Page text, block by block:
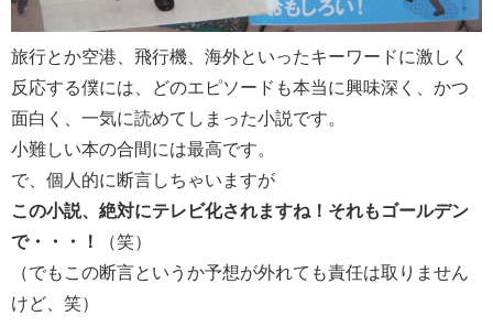
旅行とか空港、飛行機、海外といったキーワードに激しく
反応する僕には、どのエピソードも本当に興味深く、かつ
面白く、一気に読めてしまった小説です。
小難しい本の合間には最高です。
で、個人的に断言しちゃいますが
この小説、絶対にテレビ化されますね！それもゴールデン
で・・・！
（笑）
（でもこの断言というか予想が外れても責任は取りません
けど、笑）